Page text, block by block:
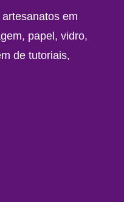
em
papel, vidro,
de tutoriais,